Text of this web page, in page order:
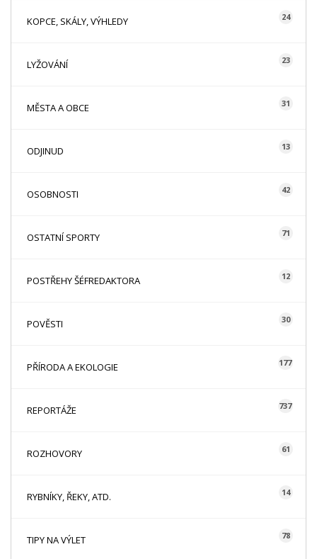
KOPCE, SKÁLY, VÝHLEDY 24
LYŽOVÁNÍ 23
MĚSTA A OBCE 31
ODJINUD 13
OSOBNOSTI 42
OSTATNÍ SPORTY 71
POSTŘEHY ŠÉFREDAKTORA 12
POVĚSTI 30
PŘÍRODA A EKOLOGIE 177
REPORTÁŽE 737
ROZHOVORY 61
RYBNÍKY, ŘEKY, ATD. 14
TIPY NA VÝLET 78